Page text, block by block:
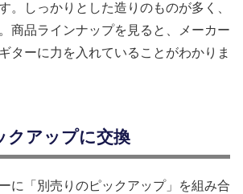
。しっかりとした造りのものが多く、
商品ラインナップを見ると、メーカー
ターに力を入れていることがわかりま
クアップに交換
に「別売りのピックアップ」を組み合